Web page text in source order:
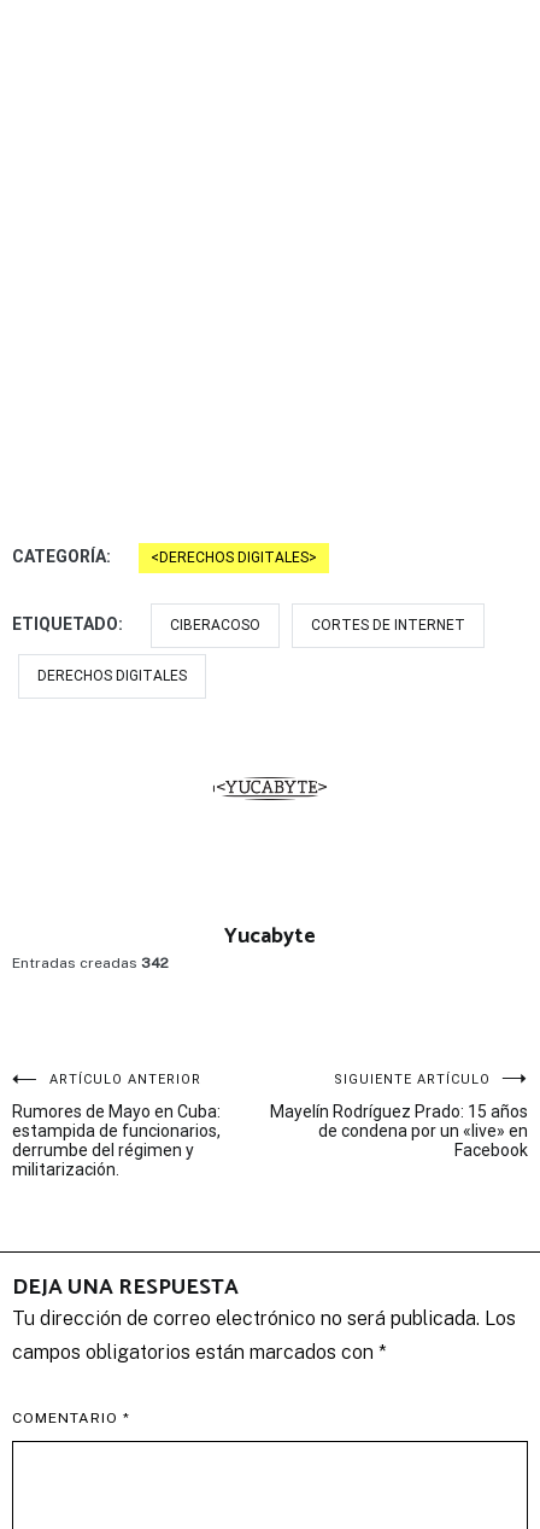
CATEGORÍA: DERECHOS DIGITALES
ETIQUETADO: CIBERACOSO CORTES DE INTERNET
DERECHOS DIGITALES
Yucabyte
Entradas creadas 342
Navegación
de
entradas
ARTÍCULO ANTERIOR
Rumores de Mayo en Cuba:
estampida de funcionarios,
derrumbe del régimen y
militarización.
SIGUIENTE ARTÍCULO
Mayelín Rodríguez Prado: 15 años
de condena por un «live» en
Facebook
DEJA UNA RESPUESTA
Tu dirección de correo electrónico no será publicada. Los
campos obligatorios están marcados con *
COMENTARIO *